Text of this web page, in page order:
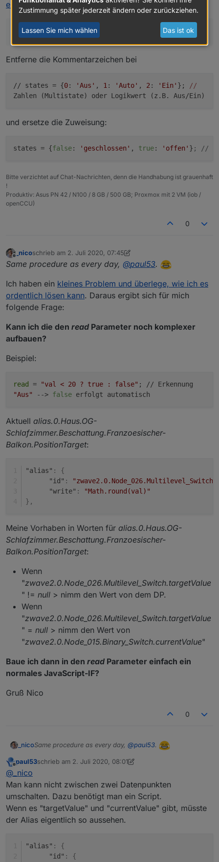
ElectroDragon gesteckt und ihn als Sensor in
Iobroker definiert. Nun hätte ich auch gerne
Offen/Geschlossen anstatt true/False.
Gruß Paul
erzeugen:
Wo trage ich das ein?
Entferne die Kommentarzeichen bei
// states = {0: 'Aus' , 1: 'Auto' , 2: 'Ein' };
//
Zahlen (Multistate) oder Logikwert (z.B. Aus/Ein)
und ersetze die Zuweisung:
states = {false: 'geschlossen' , true: 'offen' } ; //
Bitte verzichtet auf Chat-Nachrichten, denn die Handhabung ist grauenhaft
!
Produktiv: Asus PN 42 / N100 / 8 GB / 500 GB; Proxmox mit 2 VM (iob /
openCCU)
0
_nicoschrieb am 2. Juli 2020, 07:45
zuletzt editiert von _nico 7. Feb. 2020, 09:50
Same procedure as every day, @paul53.
Ich haben ein kleines Problem und überlege, wie ich es
ordentlich lösen kann. Daraus ergibt sich für mich
folgende Frage:
Kann ich die den read Parameter noch komplexer
aufbauen?
Beispiel:
read = "val < 20 ? true : false" ; // Erkennung
"Aus"
--> false erfolgt automatisch
Aktuell alias.0.Haus.OG-
Schlafzimmer.Beschattung.Franzoesischer-
Balkon.PositionTarget:
"alias" :
{
"id" :
"write" :
"Math.round(val)"
} ,
Meine Vorhaben in Worten für alias.0.Haus.OG-
Schlafzimmer.Beschattung.Franzoesischer-
Balkon.PositionTarget:
Wenn
"zwave2.0.Node_026.Multilevel_Switch.targetValue
" != null > nimm den Wert von dem DP.
Wenn
"zwave2.0.Node_026.Multilevel_Switch.targetValue
" = null > nimm den Wert von
"zwave2.0.Node_015.Binary_Switch.currentValue"
Baue ich dann in den read Parameter einfach ein
normales JavaScript-IF?
Gruß Nico
0
_nicoSame procedure as every day, @paul53.
Ich haben einkleines Problem und überlege, wie ich es
folgende Frage:
Kann ich die denreadParameter noch komplexer
aufbauen?
Schlafzimmer.Beschattung.Franzoesischer-
Balkon.PositionTarget
"alias": {
Offline
paul53schrieb am 2. Juli 2020, 08:01
zuletzt editiert von paul537. Feb. 2020, 10:02
@ _nico
Man kann nicht zwischen zwei Datenpunkten
umschalten. Dazu benötigt man ein Script.
Wenn es "targetValue" und "currentValue" gibt, müsste
der Alias eigentlich so aussehen.
"alias" :
{
"id" :
{
Zustimmung später jederzeit ändern oder zurückziehen.
Lassen Sie mich wählen Das ist ok